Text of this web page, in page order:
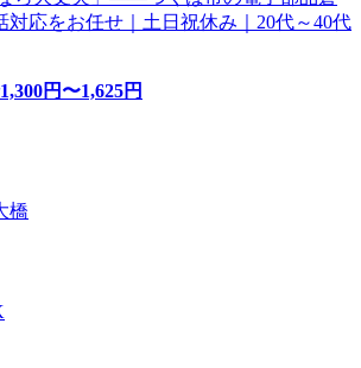
対応をお任せ｜土日祝休み｜20代～40代
1,300円〜1,625円
橋